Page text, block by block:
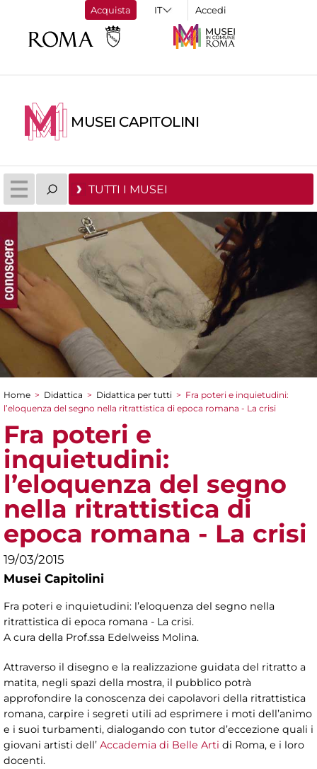
Acquista Accedi
MUSEI CAPITOLINI
TUTTI I MUSEI
Tu sei qui
Home > Didattica > Didattica per tutti > Fra poteri e inquietudini:
l’eloquenza del segno nella ritrattistica di epoca romana - La crisi
Fra poteri e
inquietudini:
l’eloquenza del segno
nella ritrattistica di
epoca romana - La crisi
19/03/2015
Musei Capitolini
Fra poteri e inquietudini: l’eloquenza del segno nella
ritrattistica di epoca romana - La crisi.
A cura della Prof.ssa Edelweiss Molina.
Attraverso il disegno e la realizzazione guidata del ritratto a
matita, negli spazi della mostra, il pubblico potrà
approfondire la conoscenza dei capolavori della ritrattistica
romana, carpire i segreti utili ad esprimere i moti dell’animo
e i suoi turbamenti, dialogando con tutor d’eccezione quali i
giovani artisti dell’ Accademia di Belle Arti di Roma, e i loro
docenti.